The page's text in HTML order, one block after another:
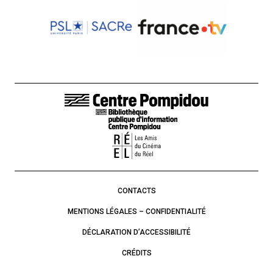
LIENS DE BAS DE PAGE
CONTACTS
MENTIONS LÉGALES – CONFIDENTIALITÉ
DÉCLARATION D’ACCESSIBILITÉ
CRÉDITS